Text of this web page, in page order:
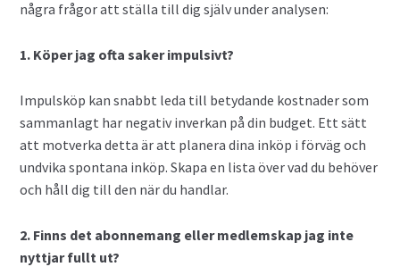
några frågor att ställa till dig själv under analysen:
1. Köper jag ofta saker impulsivt?
Impulsköp kan snabbt leda till betydande kostnader som
sammanlagt har negativ inverkan på din budget. Ett sätt
att motverka detta är att planera dina inköp i förväg och
undvika spontana inköp. Skapa en lista över vad du behöver
och håll dig till den när du handlar.
2. Finns det abonnemang eller medlemskap jag inte
nyttjar fullt ut?